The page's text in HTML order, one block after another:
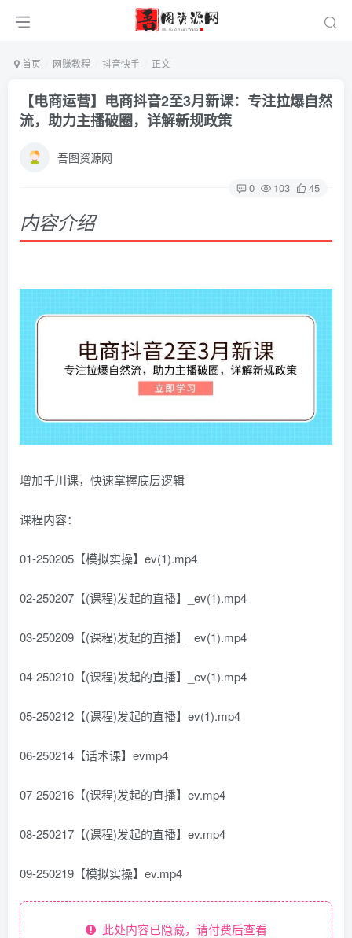
首页 网赚教程 抖音快手 正文
【电商运营】电商抖音2至3月新课：专注拉爆自然
流，助力主播破圈，详解新规政策
吾图资源网
0 103 45
内容介绍
增加千川课，快速掌握底层逻辑
课程内容：
01-250205【模拟实操】ev(1).mp4
02-250207【(课程)发起的直播】_ev(1).mp4
03-250209【(课程)发起的直播】_ev(1).mp4
04-250210【(课程)发起的直播】_ev(1).mp4
05-250212【(课程)发起的直播】ev(1).mp4
06-250214【话术课】evmp4
07-250216【(课程)发起的直播】ev.mp4
08-250217【(课程)发起的直播】ev.mp4
09-250219【模拟实操】ev.mp4
此处内容已隐藏，请付费后查看